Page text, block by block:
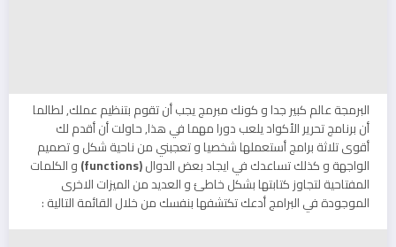
البرمجة عالم كبير جدا و كونك مبرمج يجب أن تقوم بتنظيم عملك, لطالما
أن برنامج تحرير الأكواد يلعب دورا مهما في هذا, حاولت أن أقدم لك
أقوى تلاثة برامج أستعملها شخصيا و تعجبني من ناحية شكل و تصميم
الواجهة و كذلك تساعدك في ايجاد بعض الدوال(functions)
و الكلمات
المفتاحية لتجاوز كتابتها بشكل خاطئ و العديد من الميزات الاخرى
الموجودة في البرامج أدعك تكتشفها بنفسك من خلال القائمة التالية :